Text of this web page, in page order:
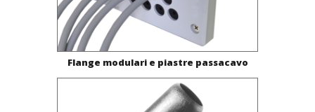
Flange modulari e piastre passacavo